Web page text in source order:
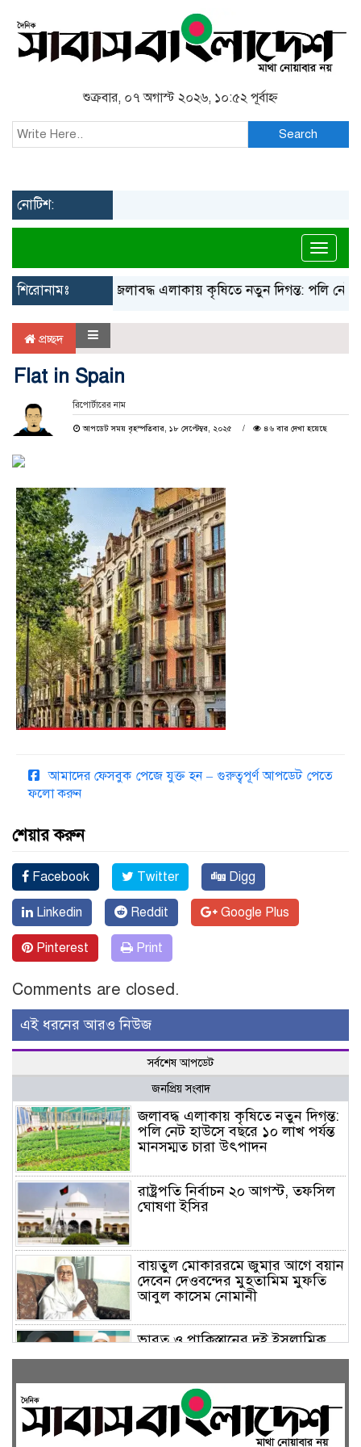
শুক্রবার, ০৭ অগাস্ট ২০২৬, ১০:৫২ পূর্বাহ্ন
Search
নোটিশ:
শিরোনামঃ জলাবদ্ধ এলাকায় কৃষিতে নতুন দিগন্ত: পলি নেট
প্রচ্ছদ
Flat in Spain
রিপোর্টারের নাম
আপডেট সময় বৃহস্পতিবার, ১৮ সেপ্টেম্বর, ২০২৫ ৪৬ বার দেখা হয়েছে
আমাদের ফেসবুক পেজে যুক্ত হন – গুরুত্বপূর্ণ আপডেট পেতে
ফলো করুন
শেয়ার করুন
Facebook Twitter Digg
Linkedin Reddit Google Plus
Pinterest Print
Comments are closed.
এই ধরনের আরও নিউজ
সর্বশেষ আপডেট
জনপ্রিয় সংবাদ
জলাবদ্ধ এলাকায় কৃষিতে নতুন দিগন্ত:
পলি নেট হাউসে বছরে ১০ লাখ পর্যন্ত
মানসম্মত চারা উৎপাদন
রাষ্ট্রপতি নির্বাচন ২০ আগস্ট, তফসিল
ঘোষণা ইসির
বায়তুল মোকাররমে জুমার আগে বয়ান
দেবেন দেওবন্দের মুহতামিম মুফতি
আবুল কাসেম নোমানী
ভারত ও পাকিস্তানের দুই ইসলামিক
বক্তা আসছেন বাংলাদেশে, ঢাকা-
জীবিত থাকতেই নিজের ‘চল্লিশা’
করলেন বৃদ্ধ, খেলেন ২ হাজার মানুষ